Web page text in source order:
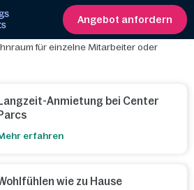
Angebot anfordern
für einzelne Mitarbeiter oder
Langzeit-Anmietung bei Center
Parcs
erfahren
wie zu Hause